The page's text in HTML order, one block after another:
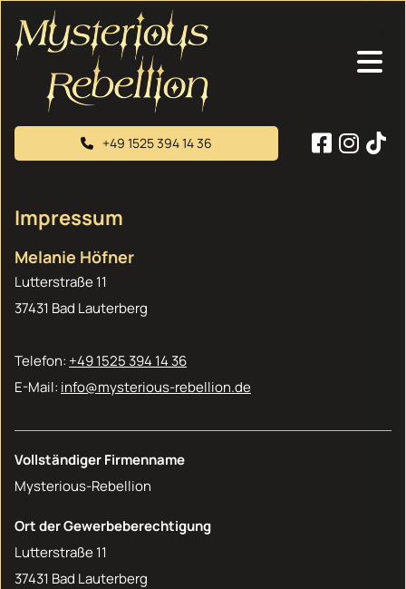
+49 1525 394 14 36
Impressum
Melanie Höfner
Lutterstraße 11
37431 Bad Lauterberg
Telefon: +49 1525 394 14 36
E-Mail: info@mysterious-rebellion.de
Vollständiger Firmenname
Mysterious-Rebellion
Ort der Gewerbeberechtigung
Lutterstraße 11
37431 Bad Lauterberg